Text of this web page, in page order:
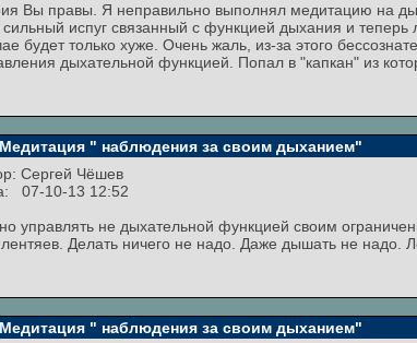
Вы правы. Я неправильно выполнял медитацию на
испуг связанный с функцией дыхания и
будет только хуже. Очень жаль, из-за этого
дыхательной функцией. Попал в "капкан" из
" наблюдения за своим дыханием"
Сергей Чёшев
07-10-13 12:52
управлять не дыхательной функцией своим
Делать ничего не надо. Даже дышать не надо.
" наблюдения за своим дыханием"